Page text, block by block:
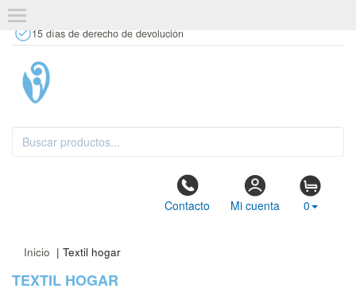
15 días de derecho de devolución
Contacto Mi cuenta 0
Inicio | Textil hogar
TEXTIL HOGAR